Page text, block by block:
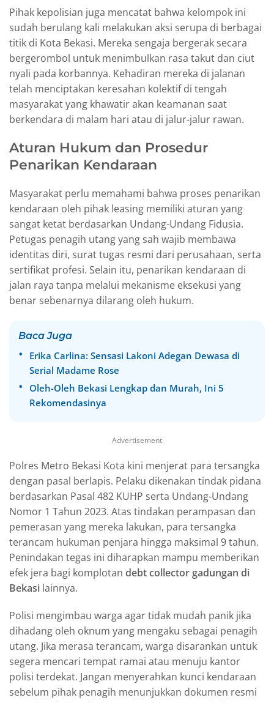
Pihak kepolisian juga mencatat bahwa kelompok ini
sudah berulang kali melakukan aksi serupa di berbagai
titik di Kota Bekasi. Mereka sengaja bergerak secara
bergerombol untuk menimbulkan rasa takut dan ciut
nyali pada korbannya. Kehadiran mereka di jalanan
telah menciptakan keresahan kolektif di tengah
masyarakat yang khawatir akan keamanan saat
berkendara di malam hari atau di jalur-jalur rawan.
Aturan Hukum dan Prosedur
Penarikan Kendaraan
Masyarakat perlu memahami bahwa proses penarikan
kendaraan oleh pihak leasing memiliki aturan yang
sangat ketat berdasarkan Undang-Undang Fidusia.
Petugas penagih utang yang sah wajib membawa
identitas diri, surat tugas resmi dari perusahaan, serta
sertifikat profesi. Selain itu, penarikan kendaraan di
jalan raya tanpa melalui mekanisme eksekusi yang
benar sebenarnya dilarang oleh hukum.
Baca Juga
Erika Carlina: Sensasi Lakoni Adegan Dewasa di
Serial Madame Rose
Oleh-Oleh Bekasi Lengkap dan Murah, Ini 5
Rekomendasinya
Advertisement
Polres Metro Bekasi Kota kini menjerat para tersangka
dengan pasal berlapis. Pelaku dikenakan tindak pidana
berdasarkan Pasal 482 KUHP serta Undang-Undang
Nomor 1 Tahun 2023. Atas tindakan perampasan dan
pemerasan yang mereka lakukan, para tersangka
terancam hukuman penjara hingga maksimal 9 tahun.
Penindakan tegas ini diharapkan mampu memberikan
efek jera bagi komplotan debt collector gadungan di
Bekasi lainnya.
Polisi mengimbau warga agar tidak mudah panik jika
dihadang oleh oknum yang mengaku sebagai penagih
utang. Jika merasa terancam, warga disarankan untuk
segera mencari tempat ramai atau menuju kantor
polisi terdekat. Jangan menyerahkan kunci kendaraan
sebelum pihak penagih menunjukkan dokumen resmi